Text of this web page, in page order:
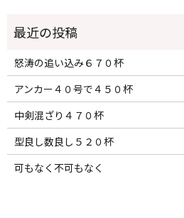
怒涛の追い込み６７０杯
アンカー４０号で４５０杯
中剣混ざり４７０杯
型良し数良し５２０杯
可もなく不可もなく